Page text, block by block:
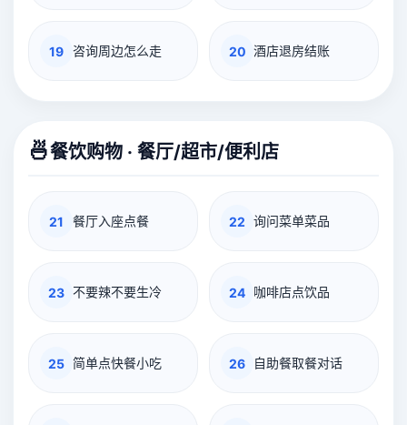
19 咨询周边怎么走 20 酒店退房结账
🍜餐饮购物 · 餐厅/超市/便利店
21 餐厅入座点餐 22 询问菜单菜品
23 不要辣不要生冷 24 咖啡店点饮品
25 简单点快餐小吃 26 自助餐取餐对话